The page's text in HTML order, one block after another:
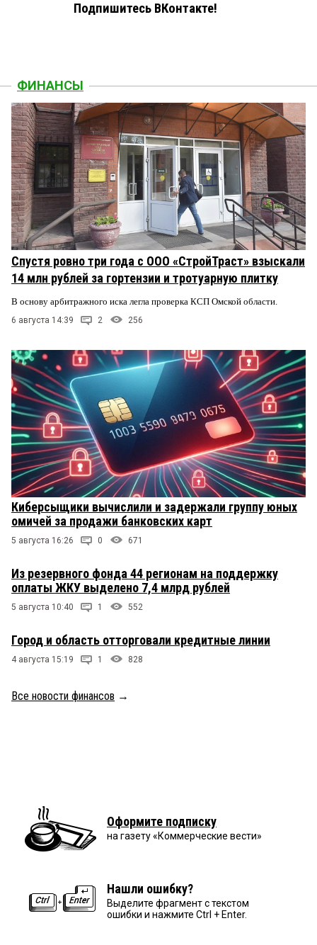
Подпишитесь ВКонтакте!
ФИНАНСЫ
Спустя ровно три года с ООО «СтройТраст» взыскали
14 млн рублей за гортензии и тротуарную плитку
В основу арбитражного иска легла проверка КСП Омской области.
6 августа 14:39 2 256
Киберсыщики вычислили и задержали группу юных
омичей за продажи банковских карт
5 августа 16:26 0 671
Из резервного фонда 44 регионам на поддержку
оплаты ЖКУ выделено 7,4 млрд рублей
5 августа 10:40 1 552
Город и область отторговали кредитные линии
4 августа 15:19 1 828
Все новости финансов →
Оформите подписку
на газету «Коммерческие вести»
Нашли ошибку?
Выделите фрагмент с текстом
ошибки и нажмите Ctrl + Enter.